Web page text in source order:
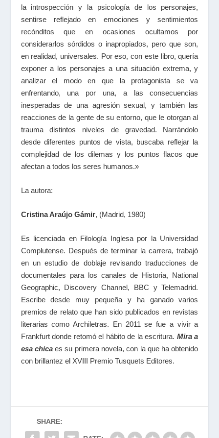
la introspección y la psicología de los personajes,
sentirse reflejado en emociones y sentimientos
recónditos que en ocasiones ocultamos por
considerarlos sórdidos o inapropiados, pero que son,
en realidad, universales. Por eso, con este libro, quería
exponer a los personajes a una situación extrema, y
analizar el modo en que la protagonista se va
enfrentando, una por una, a las consecuencias
inesperadas de una agresión sexual, y también las
reacciones de la gente de su entorno, que le otorgan al
trauma distintos niveles de gravedad. Narrándolo
desde diferentes puntos de vista, buscaba reflejar la
complejidad de los dilemas y los puntos flacos que
afectan a todos los seres humanos.»
La autora:
Cristina Araújo Gámir, (Madrid, 1980)
Es licenciada en Filología Inglesa por la Universidad
Complutense. Después de terminar la carrera, trabajó
en un estudio de doblaje revisando traducciones de
documentales para los canales de Historia, National
Geographic, Discovery Channel, BBC y Telemadrid.
Escribe desde muy pequeña y ha ganado varios
premios de relato que han sido publicados en revistas
literarias como Archiletras. En 2011 se fue a vivir a
Frankfurt donde retomó el hábito de la escritura. Mira a
esa chica es su primera novela, con la que ha obtenido
con brillantez el XVIII Premio Tusquets Editores.
SHARE: